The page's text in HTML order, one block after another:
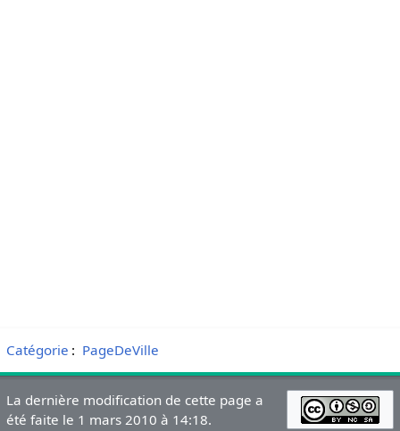
Catégorie : PageDeVille
La dernière modification de cette page a
été faite le 1 mars 2010 à 14:18.